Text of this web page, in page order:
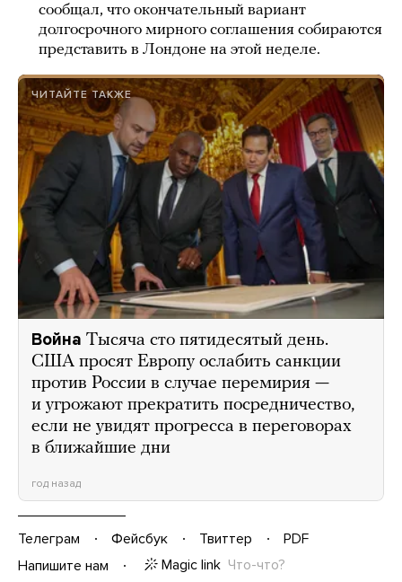
сообщал, что окончательный вариант
долгосрочного мирного соглашения собираются
представить в Лондоне на этой неделе.
ЧИТАЙТЕ ТАКЖЕ
Война Тысяча сто пятидесятый день.
США просят Европу ослабить санкции
против России в случае перемирия —
и угрожают прекратить посредничество,
если не увидят прогресса в переговорах
в ближайшие дни
год назад
Телеграм Фейсбук Твиттер
PDF
Напишите нам
Magic link Что-что?